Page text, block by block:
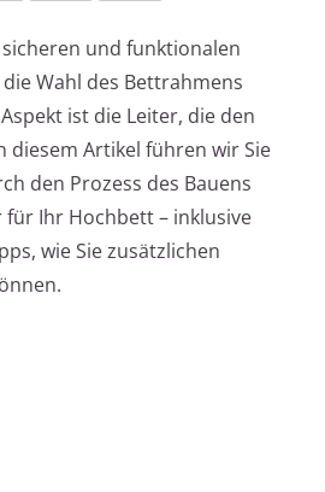
und funktionalen
Wahl des Bettrahmens
ist die Leiter, die den
diesem Artikel führen wir Sie
den Prozess des Bauens
Ihr Hochbett – inklusive
wie Sie zusätzlichen